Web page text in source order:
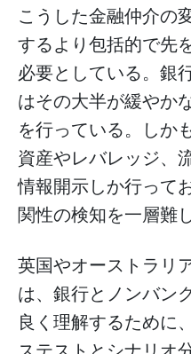
こうした金融仲介の
するより包括的で先
必要としている。銀
はその大半が緩やか
を行っている。しか
資産やレバレッジ、
情報開示しか行って
関性の検知を一層難
英国やオーストラリ
は、銀行とノンバン
良く理解するために